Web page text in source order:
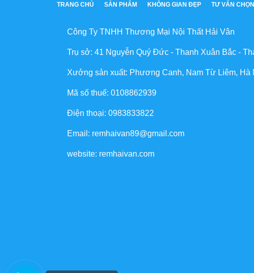
TRANG CHỦ SẢN PHẨM KHÔNG GIAN ĐẸP TƯ VẤN
Công Ty TNHH Thương Mại Nội Thất Hải Vân
Trụ sở: 41 Nguyễn Quý Đức - Thanh Xuân Bắc -
Xưởng sản xuất: Phương Canh, Nam Từ Liêm, Hà
Mã số thuế: 0108862939
Điện thoại: 0983833822
Email: remhaivan89@gmail.com
website: remhaivan.com